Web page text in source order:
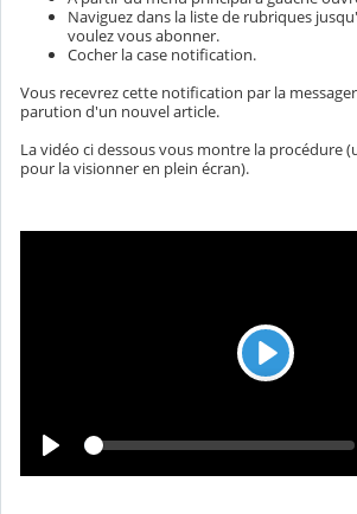
Naviguez dans la liste de rubriques
voulez vous abonner.
Cocher la case notification.
Vous recevrez cette notification par la
parution d'un nouvel article.
La vidéo ci dessous vous montre la procédure
pour la visionner en plein écran).
L
t
u
L
e
c